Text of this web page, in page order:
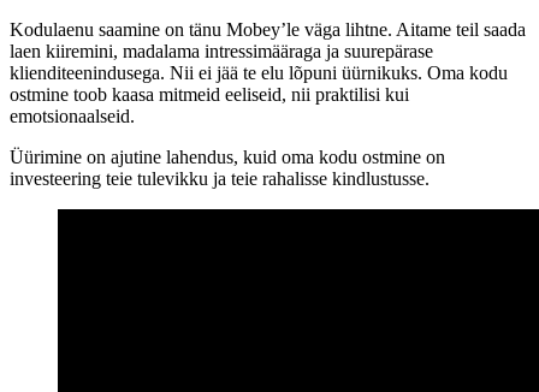
Kodulaenu saamine on tänu Mobey’le väga lihtne. Aitame teil saada
laen kiiremini, madalama intressimääraga ja suurepärase
klienditeenindusega. Nii ei jää te elu lõpuni üürnikuks. Oma kodu
ostmine toob kaasa mitmeid eeliseid, nii praktilisi kui
emotsionaalseid.
Üürimine on ajutine lahendus, kuid oma kodu ostmine on
investeering teie tulevikku ja teie rahalisse kindlustusse.